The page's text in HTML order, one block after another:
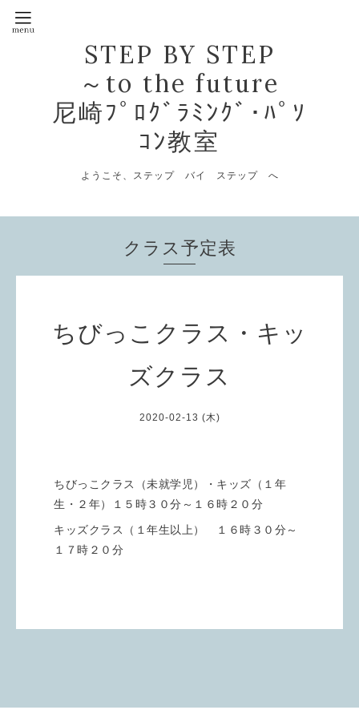
STEP BY STEP
～to the future
尼崎ﾌﾟﾛｸﾞﾗﾐﾝｸﾞ･ﾊﾟｿ
ｺﾝ教室
ようこそ、ステップ バイ ステップ へ
クラス予定表
ちびっこクラス・キッ
ズクラス
2020-02-13 (木)
ちびっこクラス（未就学児）・キッズ（１年
生・２年）１５時３０分～１６時２０分
キッズクラス（１年生以上） １６時３０分～
１７時２０分